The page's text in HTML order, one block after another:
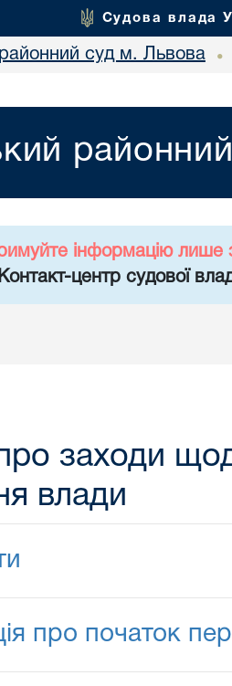
Судова влада
районний суд м. Львова •
інформацію лише
центр судової
заходи
влади
про початок